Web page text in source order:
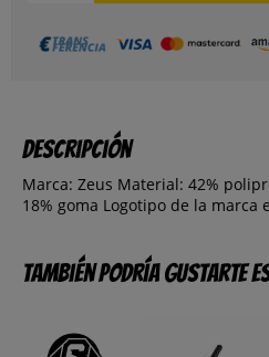
Descripción
Marca: Zeus Material: 42%
18% goma Logotipo de la marca
También podría gustarte